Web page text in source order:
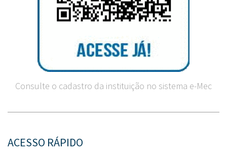
Consulte o cadastro da instituição no sistema e-Mec
ACESSO RÁPIDO